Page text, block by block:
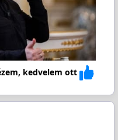
kedvelem ott